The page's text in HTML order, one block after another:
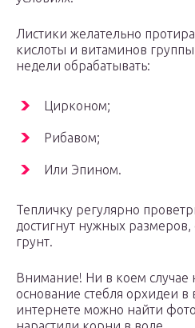
Листики желательно
кислоты и витаминов
недели обрабатывать:
Цирконом;
Рибавом;
Или Эпином.
Тепличку регулярно
достигнут нужных
грунт.
Внимание! Ни в коем случае
основание стебля орхидеи в
интернете можно найти